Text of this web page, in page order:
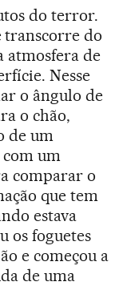
do terror.
transcorre do
atmosfera de
Nesse
o ângulo de
o chão,
de um
um
comparar o
que tem
estava
os foguetes
e começou a
de uma